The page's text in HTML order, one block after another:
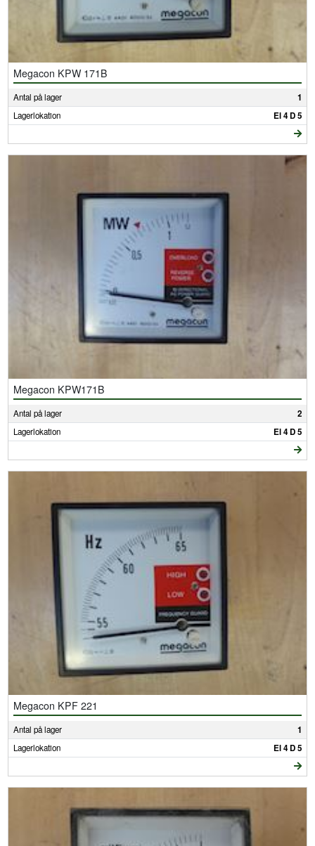
Megacon KPW 171B
Antal på lager 1
Lagerlokation El 4 D 5
Megacon KPW171B
Antal på lager 2
Lagerlokation El 4 D 5
Megacon KPF 221
Antal på lager 1
Lagerlokation El 4 D 5